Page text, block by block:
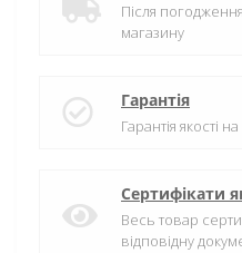
Після
магазину
Гарантія
Гарантія якості
Сертифікати
Весь товар
відповідну